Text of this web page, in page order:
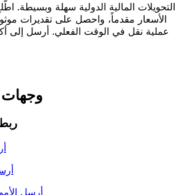
الأسعار مقدماً، واحصل على تقديرات
وجهات
أرسل